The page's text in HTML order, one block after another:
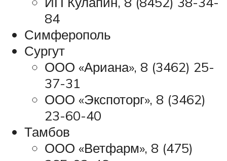
84
Симферополь
Сургут
ООО «Ариана», 8 (3462) 25-
37-31
ООО «Экспоторг», 8 (3462)
23-60-40
Тамбов
ООО «Ветфарм», 8 (475)